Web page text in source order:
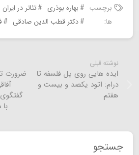
برچسب
ها:
بهاره بوذری تئاتر در ایران
دکتر قطب الدین صادقی
نوشته قبلی
ایده هایی روی پل فلسفه تا
درام: اتود یکصد و بیست و
هفتم
ضرورت
جستجو